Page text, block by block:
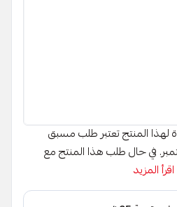
لهذا المنتج تعتبر طلب مسبق
يوم 17 سبتمبر. في حال طلب هذا المنتج مع
اقرأ المزيد